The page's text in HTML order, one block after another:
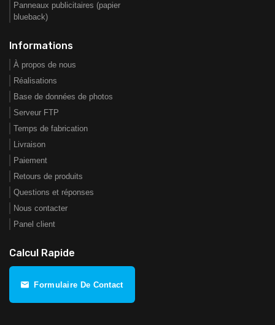
Panneaux publicitaires (papier
blueback)
Informations
À propos de nous
Réalisations
Base de données de photos
Serveur FTP
Temps de fabrication
Livraison
Paiement
Retours de produits
Questions et réponses
Nous contacter
Panel client
Calcul Rapide
Formulaire De Contact